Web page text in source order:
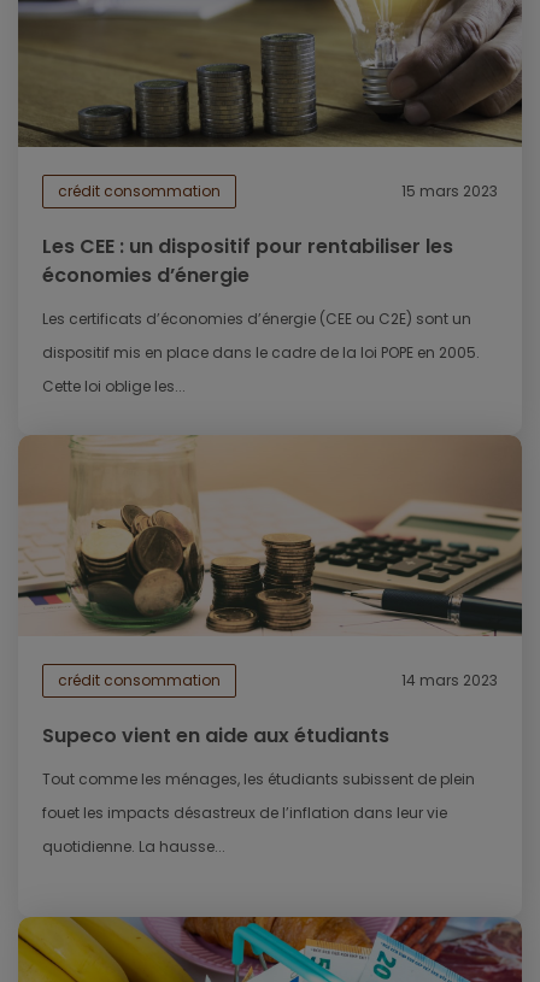
crédit consommation 15 mars 2023
Les CEE : un dispositif pour rentabiliser les
économies d’énergie
Les certificats d’économies d’énergie (CEE ou C2E) sont un
dispositif mis en place dans le cadre de la loi POPE en 2005.
Cette loi oblige les...
crédit consommation 14 mars 2023
Supeco vient en aide aux étudiants
Tout comme les ménages, les étudiants subissent de plein
fouet les impacts désastreux de l’inflation dans leur vie
quotidienne. La hausse...